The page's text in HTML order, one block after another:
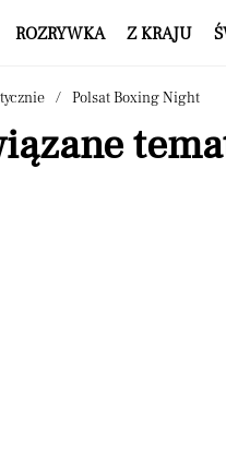
ROZRYWKA Z KRAJU
Polsat Boxing Night